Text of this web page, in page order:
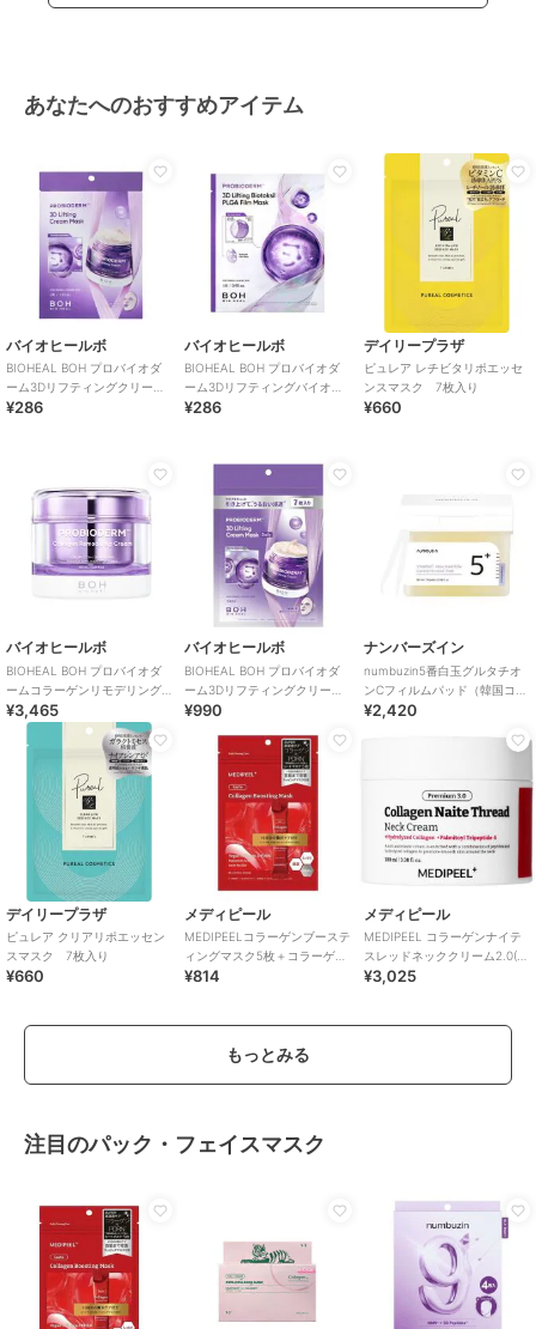
あなたへのおすすめアイテム
バイオヒールボ
BIOHEAL BOH プロバイオダ
ーム3Dリフティングクリーム
マスク1枚(韓国コスメ)
¥286
バイオヒールボ
BIOHEAL BOH プロバイオダ
ーム3Dリフティングバイオト
クシルPLGA FM(韓国コスメ)
¥286
デイリープラザ
ピュレア レチビタリポエッセ
ンスマスク 7枚入り
¥660
バイオヒールボ
BIOHEAL BOH プロバイオダ
ームコラーゲンリモデリング
クリーム(韓国コスメ)
¥3,465
バイオヒールボ
BIOHEAL BOH プロバイオダ
ーム3Dリフティングクリーム
マスクデイリー7枚(韓国コス
¥990
ナンバーズイン
numbuzin5番白玉グルタチオ
ンCフィルムパッド（韓国コス
メ）
¥2,420
デイリープラザ
ピュレア クリアリポエッセン
スマスク 7枚入り
¥660
メディピール
MEDIPEELコラーゲンブーステ
ィングマスク5枚＋コラーゲン
ラッピングマスク4mL(韓国コ
¥814
メディピール
MEDIPEEL コラーゲンナイテ
スレッドネッククリーム2.0(韓
国コスメ)
¥3,025
もっとみる
注目のパック・フェイスマスク